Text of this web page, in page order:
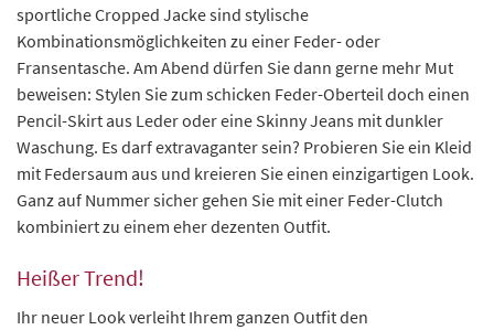
sportliche Cropped Jacke sind stylische
Kombinationsmöglichkeiten zu einer Feder- oder
Fransentasche. Am Abend dürfen Sie dann gerne mehr Mut
beweisen: Stylen Sie zum schicken Feder-Oberteil doch einen
Pencil-Skirt aus Leder oder eine Skinny Jeans mit dunkler
Waschung. Es darf extravaganter sein? Probieren Sie ein Kleid
mit Federsaum aus und kreieren Sie einen einzigartigen Look.
Ganz auf Nummer sicher gehen Sie mit einer Feder-Clutch
kombiniert zu einem eher dezenten Outfit.
Heißer Trend!
Ihr neuer Look verleiht Ihrem ganzen Outfit den